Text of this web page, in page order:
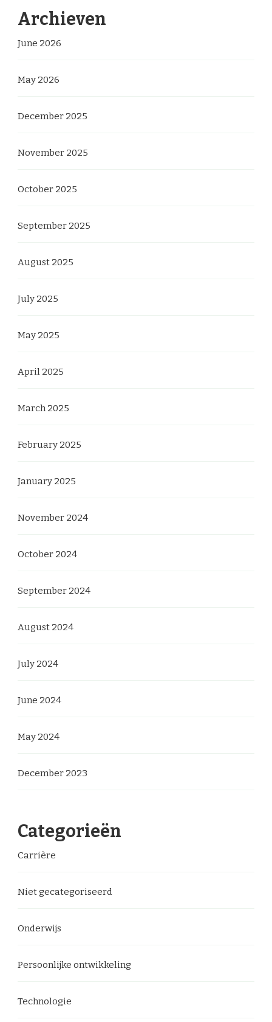
Archieven
June 2026
May 2026
December 2025
November 2025
October 2025
September 2025
August 2025
July 2025
May 2025
April 2025
March 2025
February 2025
January 2025
November 2024
October 2024
September 2024
August 2024
July 2024
June 2024
May 2024
December 2023
Categorieën
Carrière
Niet gecategoriseerd
Onderwijs
Persoonlijke ontwikkeling
Technologie